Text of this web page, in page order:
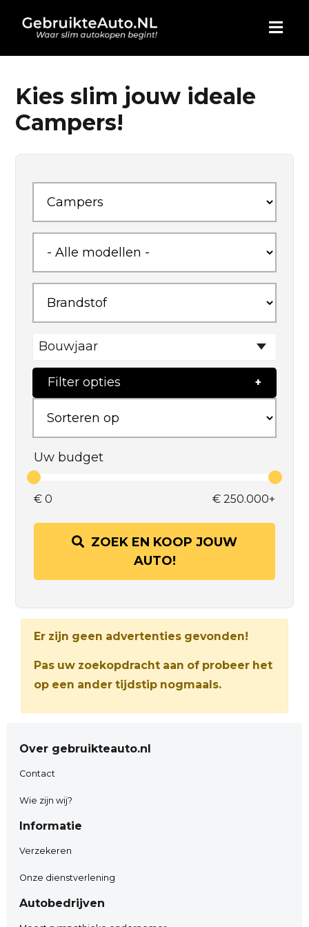
HOME
AUTO KOPEN
BLOG
WIE ZIJN WIJ
CONTACT
Kies slim jouw ideale
Campers!
Bouwjaar
Filter opties
Uw budget
€ 0 € 250.000+
ZOEK EN KOOP JOUW
AUTO!
Er zijn geen advertenties gevonden!
Pas uw zoekopdracht aan of probeer het
op een ander tijdstip nogmaals.
Over gebruikteauto.nl
Contact
Wie zijn wij?
Informatie
Verzekeren
Onze dienstverlening
Autobedrijven